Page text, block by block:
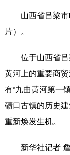
文化产业
地方频道
北京
山西省吕梁市
片）。
位于山西省吕
黄河上的重要商
有“九曲黄河第一
碛口古镇的历史
重新焕发生机。
新华社记者 詹